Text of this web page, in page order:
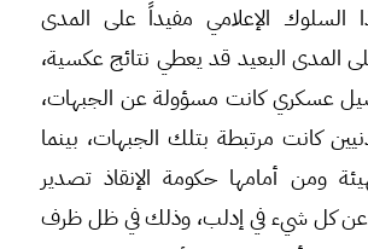
السلوك الإعلامي مفيداً على المدى
المدى البعيد قد يعطي نتائج عكسية،
عسكري كانت مسؤولة عن الجبهات،
كانت مرتبطة بتلك الجبهات، بينما
ومن أمامها حكومة الإنقاذ تصدير
كل شيء في إدلب، وذلك في ظل ظرف